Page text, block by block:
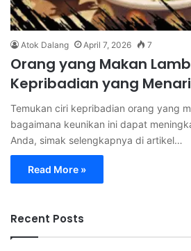
Atok Dalang April 7, 2026 7
Orang yang Makan
Kepribadian yang
Temukan ciri kepribadian orang yang
bagaimana keunikan ini dapat
Anda, simak selengkapnya di artikel…
Read More »
Recent Posts